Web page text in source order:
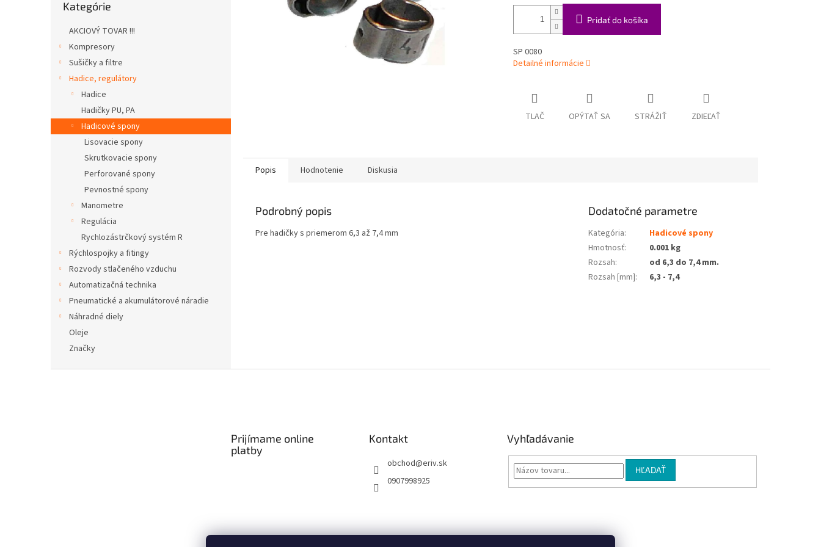
kategórie
Kategórie
AKCIOVÝ TOVAR !!!
Kompresory
Sušičky a filtre
Hadice, regulátory
Hadice
Hadičky PU, PA
Hadicové spony
Lisovacie spony
Skrutkovacie spony
Perforované spony
Pevnostné spony
Manometre
Regulácia
Rychlozástrčkový systém R
Rýchlospojky a fitingy
Rozvody stlačeného vzduchu
Automatizačná technika
Pneumatické a akumulátorové náradie
Náhradné diely
Oleje
Značky
Pridať do košíka
SP 0080
Detailné informácie
TLAČ OPÝTAŤ SA STRÁŽIŤ ZDIEĽAŤ
Popis Hodnotenie Diskusia
Podrobný popis
Pre hadičky s priemerom 6,3 až 7,4 mm
Dodatočné parametre
Kategória:
Hadicové spony
Hmotnosť:
0.001 kg
Rozsah:
od 6,3 do 7,4 mm.
Rozsah [mm]: 6,3 - 7,4
Prijímame online
platby
Kontakt
obchod@eriv.sk
0907998925
Vyhľadávanie
HĽADAŤ